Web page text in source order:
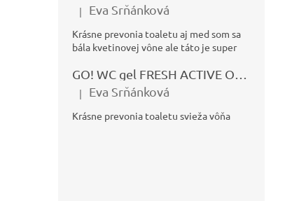
Hodnotenie produktu je 5 z 5 hviezdičiek.
| Eva Srňánková
Krásne prevonia toaletu aj med som sa
bála kvetinovej vône ale táto je super
Hodnotenie produktu je 5 z 5 hviezdičiek.
| Eva Srňánková
Krásne prevonia toaletu svieža vôňa